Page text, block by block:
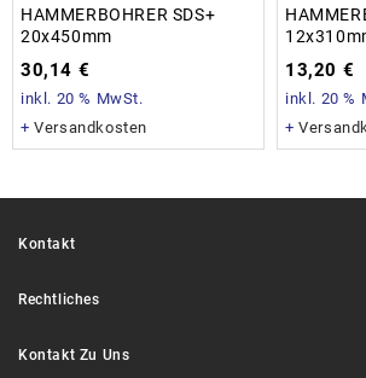
HAMMERBOHRER SDS+
20x450mm
30,14 €
inkl. 20 % MwSt.
+Versandkosten
13,20 €
inkl. 20 %
+
Kontakt
Rechtliches
Kontakt Zu Uns